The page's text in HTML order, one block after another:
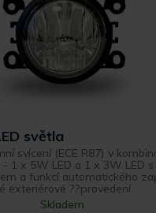
světla
svícení (ECE R87) v
1 x 5W LED a 1 x 3W LED
a funkcí automatického
exteriérové ??provedení
Skladem